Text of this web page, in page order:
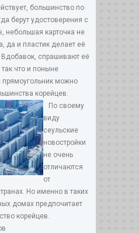
большинство по
берут удостоверения с
небольшая карточка не
да и пластик делает её
спрашивают её
что и поныне
прямоугольник можно
корейцев.
По своему
виду
сеульские
новостройки
не очень
отличаются
от
Но именно в таких
домах предпочитает
корейцев.